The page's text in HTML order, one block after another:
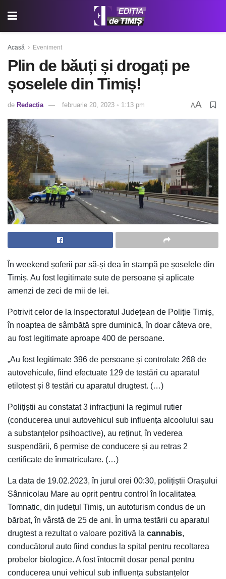
Acasă Eveniment
Plin de băuți și drogați pe
șoselele din Timiș!
de Redacția februarie 20, 2023 ◦ 1:13 pm AA
În weekend șoferii par să-și dea în stampă pe șoselele din
Timiș. Au fost legitimate sute de persoane și aplicate
amenzi de zeci de mii de lei.
Potrivit celor de la Inspectoratul Județean de Poliție Timiș,
în noaptea de sâmbătă spre duminică, în doar câteva ore,
au fost legitimate aproape 400 de persoane.
„Au fost legitimate 396 de persoane și controlate 268 de
autovehicule, fiind efectuate 129 de testări cu aparatul
etilotest și 8 testări cu aparatul drugtest. (…)
Polițiștii au constatat 3 infracțiuni la regimul rutier
(conducerea unui autovehicul sub influența alcoolului sau
a substanțelor psihoactive), au reținut, în vederea
suspendării, 6 permise de conducere și au retras 2
certificate de înmatriculare. (…)
La data de 19.02.2023, în jurul orei 00:30, polițiștii Orașului
Sânnicolau Mare au oprit pentru control în localitatea
Tomnatic, din județul Timiș, un autoturism condus de un
bărbat, în vârstă de 25 de ani. În urma testării cu aparatul
drugtest a rezultat o valoare pozitivă la cannabis,
conducătorul auto fiind condus la spital pentru recoltarea
probelor biologice. A fost întocmit dosar penal pentru
conducerea unui vehicul sub influența substanțelor